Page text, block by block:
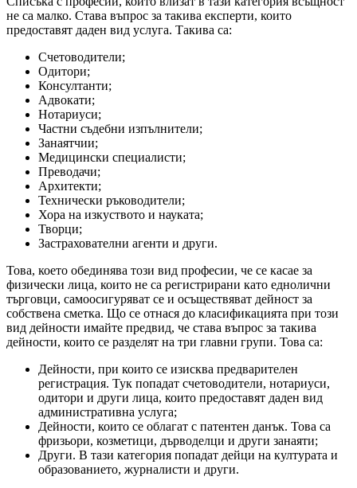
не са малко. Става въпрос за такива експерти, които
предоставят даден вид услуга. Такива са:
Счетоводители;
Одитори;
Консултанти;
Адвокати;
Нотариуси;
Частни съдебни изпълнители;
Занаятчии;
Медицински специалисти;
Преводачи;
Архитекти;
Технически ръководители;
Хора на изкуството и науката;
Творци;
Застрахователни агенти и други.
Това, което обединява този вид професии, че се касае за
физически лица, които не са регистрирани като еднолични
търговци, самоосигуряват се и осъществяват дейност за
собствена сметка. Що се отнася до класификацията при този
вид дейности имайте предвид, че става въпрос за такива
дейности, които се разделят на три главни групи. Това са:
Дейности, при които се изисква предварителен
регистрация. Тук попадат счетоводители, нотариуси,
одитори и други лица, които предоставят даден вид
административна услуга;
Дейности, които се облагат с патентен данък. Това са
фризьори, козметици, дърводелци и други занаяти;
Други. В тази категория попадат дейци на културата и
образованието, журналисти и други.